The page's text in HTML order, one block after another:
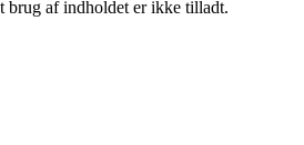
brug af indholdet er ikke tilladt.